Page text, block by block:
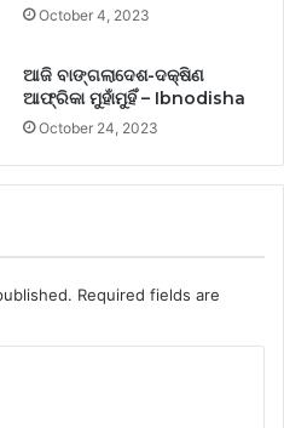
October 4, 2023
ଆଜି ବାଙ୍ଗଲାଦେଶ-ଦକ୍ଷିଣ
ଆଫ୍ରିକା ମୁହାଁମୁହିଁ – Ibnodisha
October 24, 2023
Required fields are